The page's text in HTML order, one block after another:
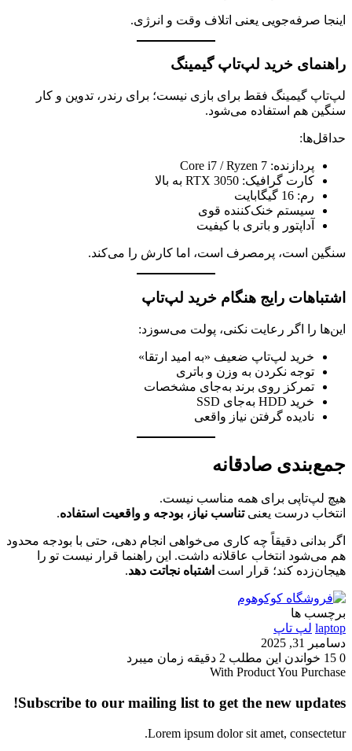
اینجا صرفه‌جویی یعنی اتلاف وقت و انرژی.
راهنمای خرید لپ‌تاپ گیمینگ
لپ‌تاپ گیمینگ فقط برای بازی نیست؛ برای رندر، تدوین و کار
سنگین هم استفاده می‌شود.
حداقل‌ها:
پردازنده: Core i7 / Ryzen 7
کارت گرافیک: RTX 3050 به بالا
رم: 16 گیگابایت
سیستم خنک‌کننده قوی
آداپتور و باتری با کیفیت
سنگین است، پرمصرف است، اما کارش را می‌کند.
اشتباهات رایج هنگام خرید لپ‌تاپ
این‌ها را اگر رعایت نکنی، پولت می‌سوزد:
خرید لپ‌تاپ ضعیف «به امید ارتقا»
توجه نکردن به وزن و باتری
تمرکز روی برند به‌جای مشخصات
خرید HDD به‌جای SSD
نادیده گرفتن نیاز واقعی
جمع‌بندی صادقانه
هیچ لپ‌تاپی برای همه مناسب نیست.
انتخاب درست یعنیتناسب نیاز، بودجه و واقعیت استفاده.
اگر بدانی دقیقاً چه کاری می‌خواهی انجام دهی، حتی با بودجه محدود
هم می‌شود انتخاب عاقلانه داشت. این راهنما قرار نیست تو را
هیجان‌زده کند؛ قرار است اشتباه نجاتت دهد.
برچسب ها
laptop لپ تاپ
دسامبر 31, 2025
0
خواندن این مطلب 2 دقیقه زمان میبرد
With Product You Purchase
Subscribe to our mailing list to get the new updates!
Lorem ipsum dolor sit amet, consectetur.